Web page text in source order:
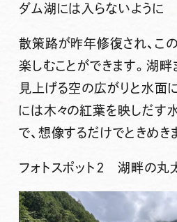
ダム湖には入らないように
散策路が昨年修復され、こ
楽しむことができます。湖畔
見上げる空の広がりと水面
には木々の紅葉を映しだす
で、想像するだけでときめき
フォトスポット２ 湖畔の丸